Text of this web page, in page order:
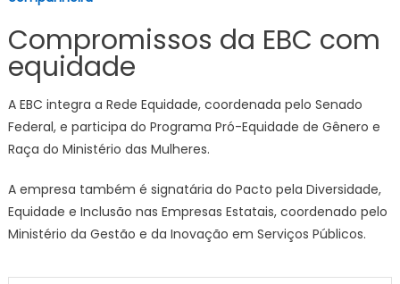
Compromissos da EBC com
equidade
A EBC integra a Rede Equidade, coordenada pelo Senado
Federal, e participa do Programa Pró-Equidade de Gênero e
Raça do Ministério das Mulheres.
A empresa também é signatária do Pacto pela Diversidade,
Equidade e Inclusão nas Empresas Estatais, coordenado pelo
Ministério da Gestão e da Inovação em Serviços Públicos.